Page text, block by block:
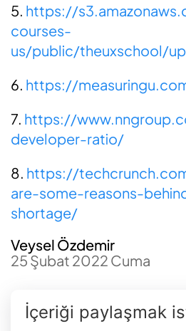
5. https://
courses-
us/public/theuxschool/
6. https://
7. https://
developer-ratio/
8. https://
are-some-reasons-
shortage/
Veysel Özdemir
25 Şubat 2022 Cuma
İçeriği paylaşmak